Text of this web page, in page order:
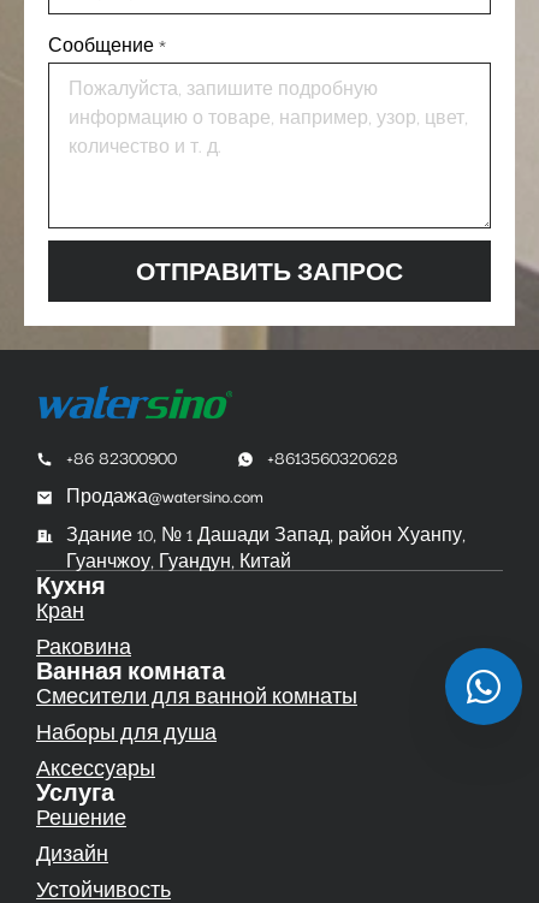
Сообщение*
ОТПРАВИТЬ ЗАПРОС
+86 82300900
+8613560320628
Продажа@watersino.com
Здание 10, № 1 Дашади Запад, район Хуанпу,
Гуанчжоу, Гуандун, Китай
Кухня
Кран
Раковина
Ванная комната
Смесители для ванной комнаты
Наборы для душа
Аксессуары
Услуга
Решение
Дизайн
Устойчивость